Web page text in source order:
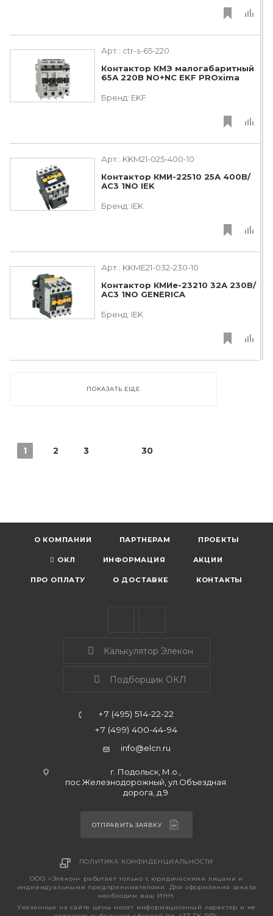
Арт.: ctr-s-65-220
Контактор КМЭ малогабаритный
65А 220В NO+NC EKF PROxima
Бренд: EKF
Арт.: KKM21-025-400-10
Контактор КМИ-22510 25А 400В/
АС3 1NO IEK
Бренд: IEK
Арт.: KKME21-032-230-10
Контактор КМИе-23210 32А 230В/
АС3 1NO GENERICA
Бренд: IEK
ПОКАЗАТЬ ЕЩЕ
1 2 3 30
О КОМПАНИИ ПАРТНЕРАМ ПРОЕКТЫ
ОКЛ ИНФОРМАЦИЯ АКЦИИ
ПРО ОПЛАТУ О ДОСТАВКЕ КОНТАКТЫ
Калькулятор Элекон
Подборщик ОКЛ
+7 (495) 514-22-22
+7 (499) 400-44-94
info@elcn.ru
г. Подольск, М.о.,
пос.Железнодорожный, ул.Объездная
дорога, д.9
ОТПРАВИТЬ ЗАЯВКУ
ПОЛИТИКА КОНФИДЕНЦИАЛЬНОСТИ
ООО «Элекон» работает только с юридическими лицами и
индивидуальными предпринимателями. Для оформления заказа
необходим ваш ИНН.
Указанные на сайте цены носят информационный характер и не